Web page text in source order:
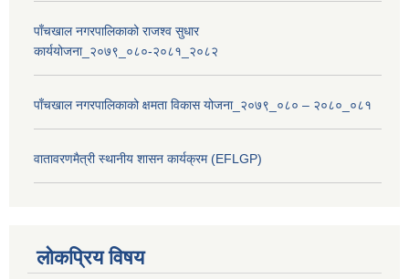
पाँचखाल नगरपालिकाको राजश्व सुधार
कार्ययोजना_२०७९_०८०-२०८१_२०८२
पाँचखाल नगरपालिकाको क्षमता विकास योजना_२०७९_०८० – २०८०_०८१
वातावरणमैत्री स्थानीय शासन कार्यक्रम (EFLGP)
लोकप्रिय विषय